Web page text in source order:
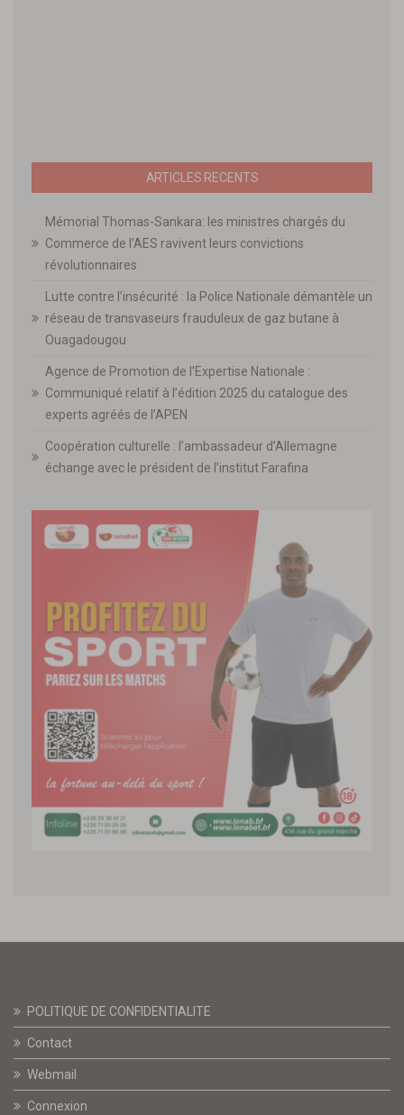
ARTICLES RECENTS
Mémorial Thomas-Sankara: les ministres chargés du
Commerce de l’AES ravivent leurs convictions
révolutionnaires
Lutte contre l’insécurité : la Police Nationale démantèle un
réseau de transvaseurs frauduleux de gaz butane à
Ouagadougou
Agence de Promotion de l’Expertise Nationale :
Communiqué relatif à l’édition 2025 du catalogue des
experts agréés de l’APEN
Coopération culturelle : l’ambassadeur d’Allemagne
échange avec le président de l’institut Farafina
POLITIQUE DE CONFIDENTIALITE
Contact
Webmail
Connexion